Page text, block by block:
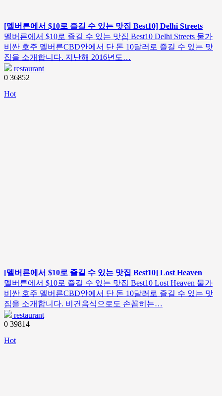
[멜버른에서 $10로 즐길 수 있는 맛집 Best10] Delhi Streets
멜버른에서 $10로 즐길 수 있는 맛집 Best10 Delhi Streets 물가
비싼 호주 멜버른CBD안에서 단 돈 10달러로 즐길 수 있는 맛
집을 소개합니다. 지난해 2016년도…
restaurant
0 36852
Hot
[멜버른에서 $10로 즐길 수 있는 맛집 Best10] Lost Heaven
멜버른에서 $10로 즐길 수 있는 맛집 Best10 Lost Heaven 물가
비싼 호주 멜버른CBD안에서 단 돈 10달러로 즐길 수 있는 맛
집을 소개합니다. 비건음식으로도 손꼽히는…
restaurant
0 39814
Hot